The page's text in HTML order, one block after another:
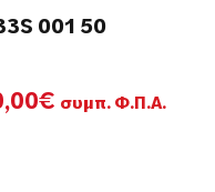
001 50
€Ησυμπ. Φ.Π.Α.